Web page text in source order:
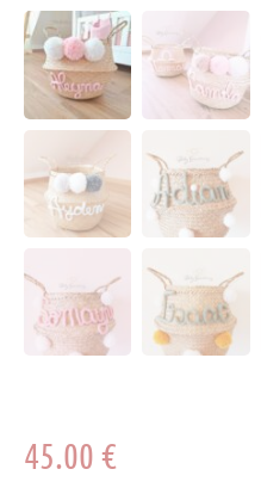
45.00 €